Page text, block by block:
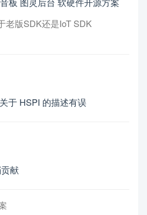
老版SDK还是IoT SDK
于 HSPI 的描述有误
献